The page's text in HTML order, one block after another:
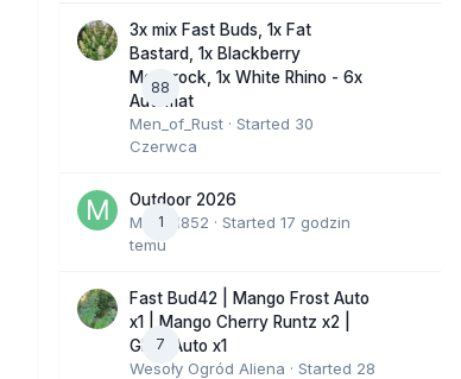
88
3x mix Fast Buds, 1x Fat
Bastard, 1x Blackberry
Moonrock, 1x White Rhino - 6x
Automat
Men_of_Rust · Started 30
Czerwca
1
Outdoor 2026
Marcel852 · Started 17 godzin
temu
7
Fast Bud42 | Mango Frost Auto
x1 | Mango Cherry Runtz x2 |
GMO Auto x1
Wesoły Ogród Aliena · Started 28